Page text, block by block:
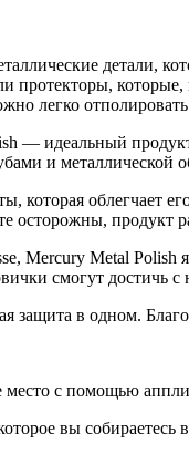
детали,
которые,
легко
— идеальный
и металлической
которая облегчает
осторожны, продукт
Mercury Metal Polish
смогут достичь с
защита в одном.
место с помощью
вы собираетесь